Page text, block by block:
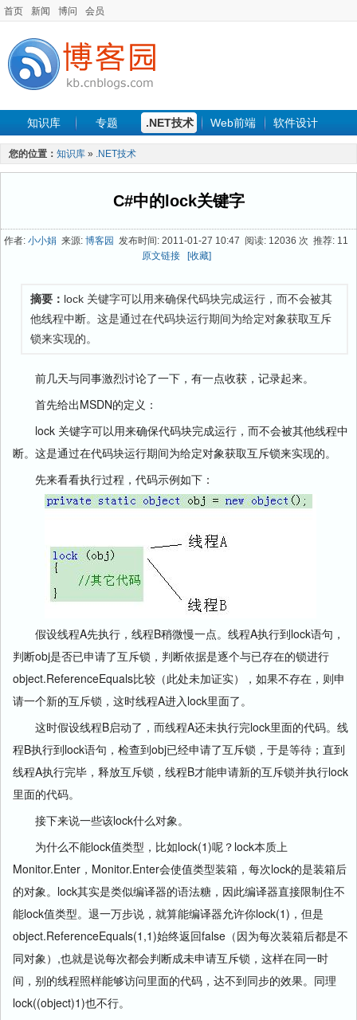
首页 新闻 博问 会员
知识库 专题 .NET技术 Web前端 软件设计
手机开发 软件工程
最新文章
您的位置： 知识库 » .NET技术
C#中的lock关键字
作者: 小小娟 来源: 博客园 发布时间: 2011-01-27 10:47 阅读: 12036 次 推荐: 11
原文链接
[收藏]
摘要： lock 关键字可以用来确保代码块完成运行，而不会被其
他线程中断。这是通过在代码块运行期间为给定对象获取互斥
锁来实现的。
前几天与同事激烈讨论了一下，有一点收获，记录起来。
首先给出MSDN的定义：
lock 关键字可以用来确保代码块完成运行，而不会被其他线程中
断。这是通过在代码块运行期间为给定对象获取互斥锁来实现的。
先来看看执行过程，代码示例如下：
假设线程A先执行，线程B稍微慢一点。线程A执行到lock语句，
判断obj是否已申请了互斥锁，判断依据是逐个与已存在的锁进行
object.ReferenceEquals比较（此处未加证实），如果不存在，则申
请一个新的互斥锁，这时线程A进入lock里面了。
这时假设线程B启动了，而线程A还未执行完lock里面的代码。线
程B执行到lock语句，检查到obj已经申请了互斥锁，于是等待；直到
线程A执行完毕，释放互斥锁，线程B才能申请新的互斥锁并执行lock
里面的代码。
接下来说一些该lock什么对象。
为什么不能lock值类型，比如lock(1)呢？lock本质上
Monitor.Enter，Monitor.Enter会使值类型装箱，每次lock的是装箱后
的对象。lock其实是类似编译器的语法糖，因此编译器直接限制住不
能lock值类型。退一万步说，就算能编译器允许你lock(1)，但是
object.ReferenceEquals(1,1)始终返回false（因为每次装箱后都是不
同对象）,也就是说每次都会判断成未申请互斥锁，这样在同一时
间，别的线程照样能够访问里面的代码，达不到同步的效果。同理
lock((object)1)也不行。